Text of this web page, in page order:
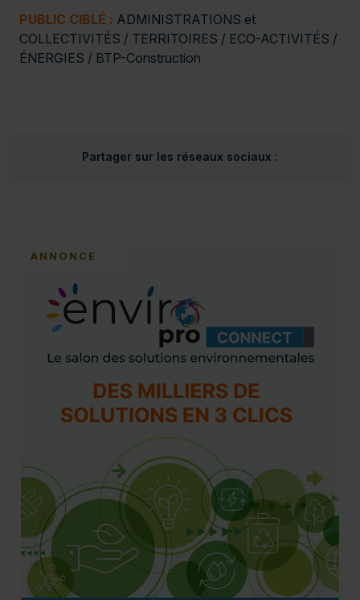
PUBLIC CIBLÉ : ADMINISTRATIONS et
COLLECTIVITÉS / TERRITOIRES / ECO-ACTIVITÉS /
ÉNERGIES / BTP-Construction
Partager sur les réseaux sociaux :
ANNONCE